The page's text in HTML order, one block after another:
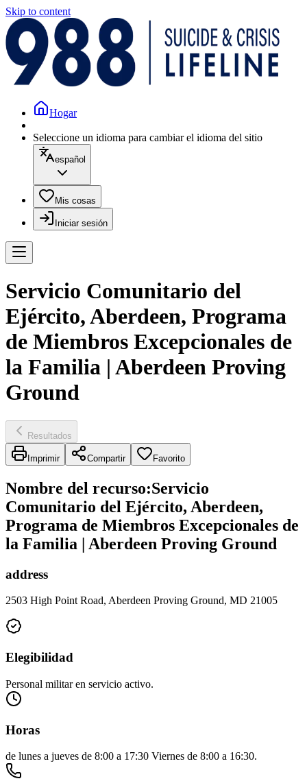
Skip to content
Hogar
Seleccione un idioma para cambiar el idioma del sitio
español
Mis cosas
Iniciar sesión
Servicio Comunitario del
Ejército, Aberdeen, Programa
de Miembros Excepcionales de
la Familia | Aberdeen Proving
Ground
Resultados
Imprimir Compartir Favorito
Nombre del recurso:Servicio
Comunitario del Ejército, Aberdeen,
Programa de Miembros Excepcionales de
la Familia | Aberdeen Proving Ground
address
2503 High Point Road, Aberdeen Proving Ground, MD 21005
Elegibilidad
Personal militar en servicio activo.
Horas
de lunes a jueves de 8:00 a 17:30 Viernes de 8:00 a 16:30.